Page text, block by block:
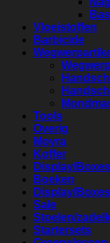
Vloeistoffen
Barbicide
Tools
Overig
Moyra
Koffer
Display/Boxes
Boeken
Display/
Sale
Stoelen/
Startersets